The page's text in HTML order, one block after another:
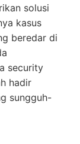
solusi
kasus
beredar di
security
hadir
sungguh-